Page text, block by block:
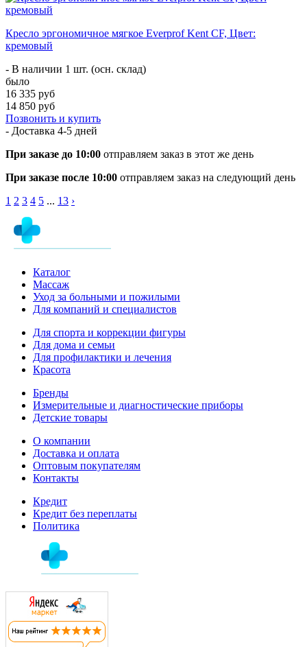
Кресло эргономичное мягкое Everprof Kent CF, Цвет:
кремовый
- В наличии 1 шт. (осн. склад)
было
16 335 руб
14 850 руб
Позвонить и купить
- Доставка 4-5 дней
При заказе до 10:00 отправляем заказ в этот же день
При заказе после 10:00 отправляем заказ на следующий день
1 2 3 4 5 ... 13 ›
Каталог
Массаж
Уход за больными и пожилыми
Для компаний и специалистов
Для спорта и коррекции фигуры
Для дома и семьи
Для профилактики и лечения
Красота
Бренды
Измерительные и диагностические приборы
Детские товары
О компании
Доставка и оплата
Оптовым покупателям
Контакты
Кредит
Кредит без переплаты
Политика